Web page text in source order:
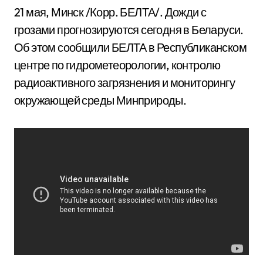
21 мая, Минск /Корр. БЕЛТА/. Дожди с
грозами прогнозируются сегодня в Беларуси.
Об этом сообщили БЕЛТА в Республиканском
центре по гидрометеорологии, контролю
радиоактивного загрязнения и мониторингу
окружающей среды Минприроды.